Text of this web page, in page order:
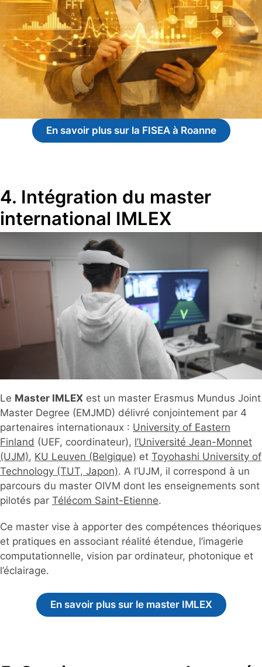
En savoir plus sur la FISEA à Roanne
4. Intégration du master
international IMLEX
Le Master IMLEX est un master Erasmus Mundus Joint
Master Degree (EMJMD) délivré conjointement par 4
partenaires internationaux : University of Eastern
Finland (UEF, coordinateur), l’Université Jean-Monnet
(UJM), KU Leuven (Belgique) et Toyohashi University of
Technology (TUT, Japon). A l’UJM, il correspond à un
parcours du master OIVM dont les enseignements sont
pilotés par Télécom Saint-Etienne.
Ce master vise à apporter des compétences théoriques
et pratiques en associant réalité étendue, l’imagerie
computationnelle, vision par ordinateur, photonique et
l’éclairage.
En savoir plus sur le master IMLEX